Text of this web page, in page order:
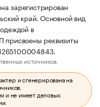
зарегистрирован
край. Основной вид
в
присвоены реквизиты
источников.
и сгенерирована на
и не имеет деловых